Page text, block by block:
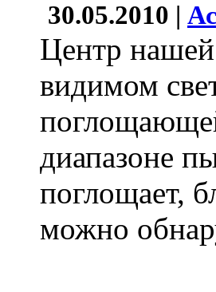
30.05.2010 |
Центр нашей
видимом
диапазоне
поглощает,
можно